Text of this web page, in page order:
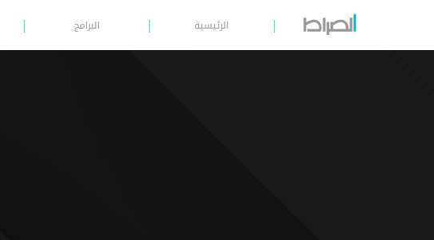
الرئيسية البرامج